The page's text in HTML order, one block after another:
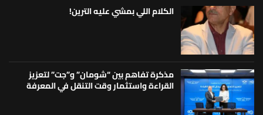
الكلام اللي بمشي عليه الترين!
مذكرة تفاهم بين “شومان” و”جت” لتعزيز
القراءة واستثمار وقت التنقل في المعرفة